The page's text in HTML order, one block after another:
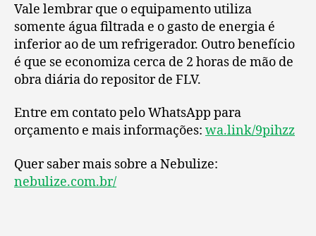
Vale lembrar que o equipamento utiliza
somente água filtrada e o gasto de energia é
inferior ao de um refrigerador. Outro benefício
é que se economiza cerca de 2 horas de mão de
obra diária do repositor de FLV.
Entre em contato pelo WhatsApp para
orçamento e mais informações: wa.link/9pihzz
Quer saber mais sobre a Nebulize:
nebulize.com.br/